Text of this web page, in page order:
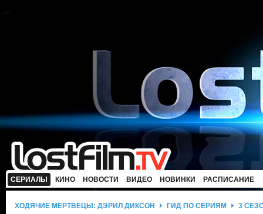
СЕРИАЛЫ КИНО НОВОСТИ ВИДЕО НОВИНКИ РАСПИСАНИЕ
ХОДЯЧИЕ МЕРТВЕЦЫ: ДЭРИЛ ДИКСОН ГИД ПО СЕРИЯМ 3